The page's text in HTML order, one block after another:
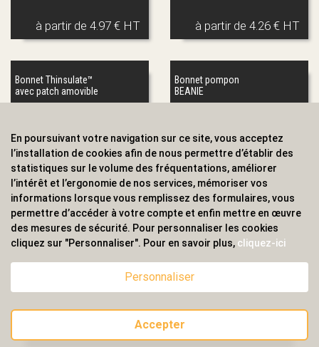
à partir de 4.97 € HT à partir de 4.26 € HT
Bonnet Thinsulate™
avec patch amovible
à partir de3.81 € HT
Bonnet pompon
BEANIE
à partir de2.19 € HT
Hat - Bonnet
En poursuivant votre navigation sur ce site, vous acceptez
l’installation de cookies afin de nous permettre d’établir des
statistiques sur le volume des fréquentations, améliorer
l’intérêt et l’ergonomie de nos services, mémoriser vos
informations lorsque vous remplissez des formulaires, vous
permettre d’accéder à votre compte et enfin mettre en œuvre
des mesures de sécurité. Pour personnaliser les cookies
cliquez sur "Personnaliser". Pour en savoir plus, cliquez-ici
Personnaliser
Accepter